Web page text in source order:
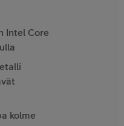
Intel Core
kolme